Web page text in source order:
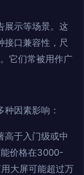
展示等场景。这
接口兼容性，尺
它们常被用作广
因素影响：
高于入门级或中
价格在3000-
大屏可能超过万